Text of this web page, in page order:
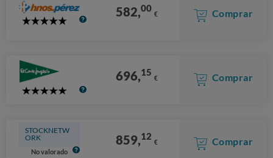
5
582,00 € Comprar
5
696,15 € Comprar
STOCKNETW
ORK
No valorado
859,12 € Comprar